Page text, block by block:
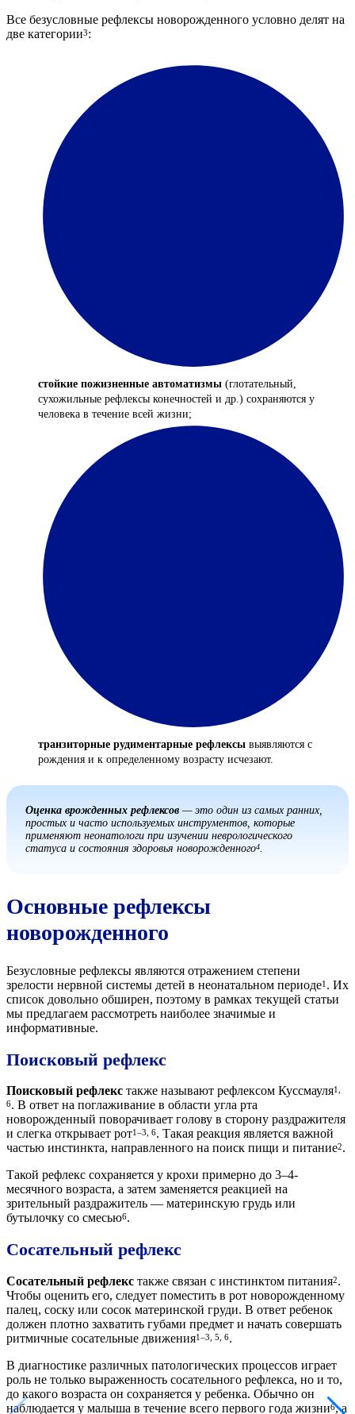
Все безусловные рефлексы новорожденного условно делят на
две категории3:
стойкие пожизненные автоматизмы (глотательный,
сухожильные рефлексы конечностей и др.) сохраняются у
человека в течение всей жизни;
транзиторные рудиментарные рефлексы выявляются с
рождения и к определенному возрасту исчезают.
Оценка врожденных рефлексов — это один из самых ранних,
простых и часто используемых инструментов, которые
применяют неонатологи при изучении неврологического
статуса и состояния здоровья новорожденного4
Основные рефлексы
новорожденного
Безусловные рефлексы являются отражением степени
зрелости нервной системы детей в неонатальном периоде1 . Их
список довольно обширен, поэтому в рамках текущей статьи
мы предлагаем рассмотреть наиболее значимые и
информативные.
Поисковый рефлекс
Поисковый рефлекс также называют рефлексом Куссмауля1,
6. В ответ на поглаживание в области угла рта
новорожденный поворачивает голову в сторону раздражителя
и слегка открывает рот1–3, 6. Такая реакция является важной
частью инстинкта, направленного на поиск пищи и питание2.
Такой рефлекс сохраняется у крохи примерно до 3–4-
месячного возраста, а затем заменяется реакцией на
зрительный раздражитель — материнскую грудь или
бутылочку со смесью6.
Сосательный рефлекс
Сосательный рефлекс также связан с инстинктом питания2.
Чтобы оценить его, следует поместить в рот новорожденному
палец, соску или сосок материнской груди. В ответ ребенок
должен плотно захватить губами предмет и начать совершать
ритмичные сосательные движения1–3, 5, 6.
В диагностике различных патологических процессов играет
роль не только выраженность сосательного рефлекса, но и то,
до какого возраста он сохраняется у ребенка. Обычно он
наблюдается у малыша в течение всего первого года жизни6, а